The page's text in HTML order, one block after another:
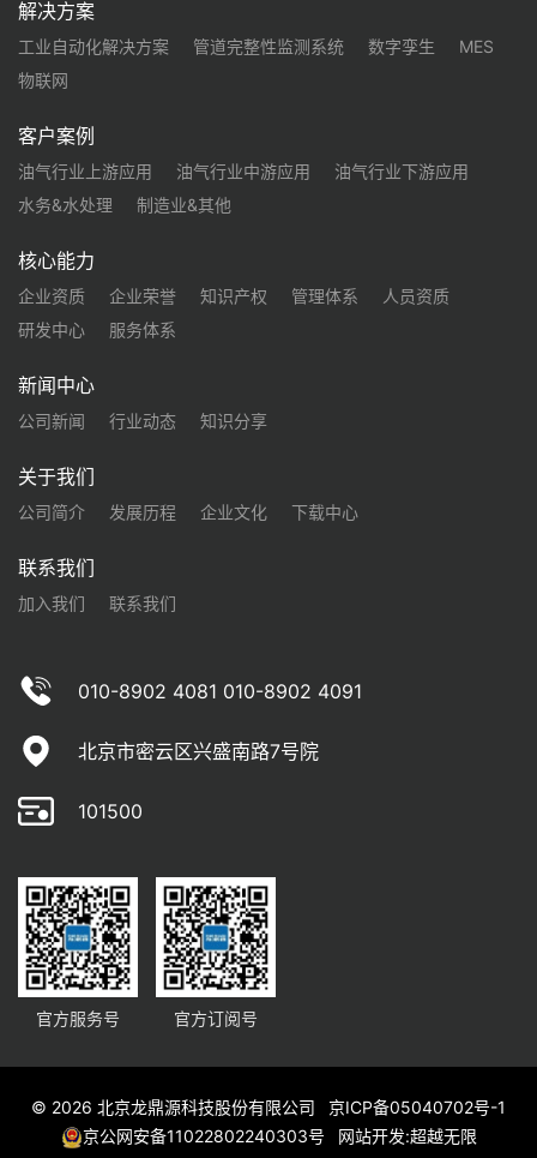
解决方案
工业自动化解决方案 管道完整性监测系统 数字孪生
MES
物联网
客户案例
油气行业上游应用 油气行业中游应用
油气行业下游应用
水务&水处理
制造业&其他
核心能力
企业资质 企业荣誉 知识产权 管理体系
人员资质
研发中心
服务体系
新闻中心
公司新闻 行业动态 知识分享
关于我们
公司简介 发展历程 企业文化 下载中心
联系我们
加入我们 联系我们
010-8902 4081 010-8902 4091
北京市密云区兴盛南路7号院
101500
官方服务号 官方订阅号
© 2026 北京龙鼎源科技股份有限公司
京ICP备05040702号-1
京公网安备11022802240303号
网站开发:超越无限